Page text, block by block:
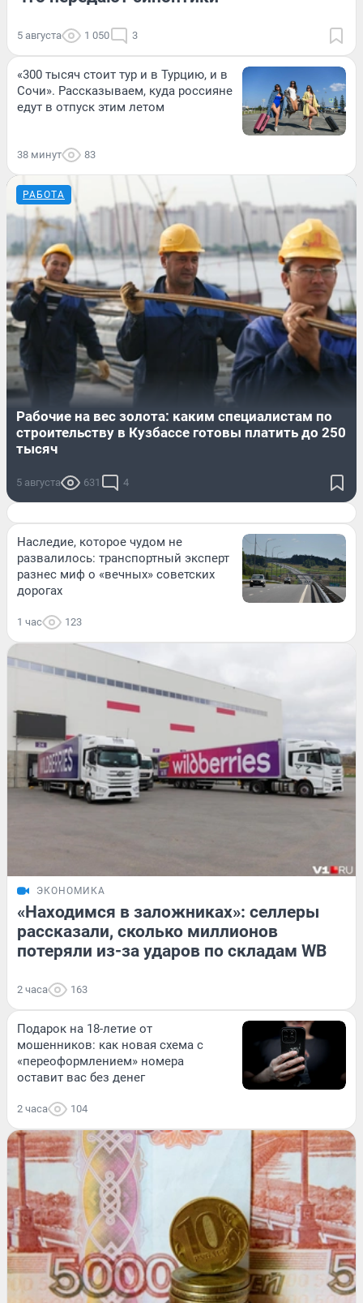
5 августа 1 050 3
«300 тысяч стоит тур и в Турцию, и в
Сочи». Рассказываем, куда россияне
едут в отпуск этим летом
38 минут 83
РАБОТА
Рабочие на вес золота: каким специалистам по
строительству в Кузбассе готовы платить до 250
тысяч
5 августа 631 4
Наследие, которое чудом не
развалилось: транспортный эксперт
разнес миф о «вечных» советских
дорогах
1 час 123
ЭКОНОМИКА
«Находимся в заложниках»: селлеры
рассказали, сколько миллионов
потеряли из-за ударов по складам WB
2 часа 163
Подарок на 18-летие от
мошенников: как новая схема с
«переоформлением» номера
оставит вас без денег
2 часа 104